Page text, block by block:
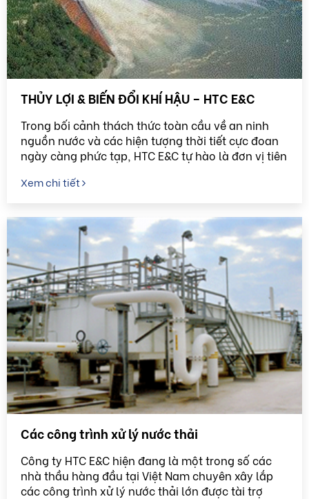
THỦY LỢI & BIẾN ĐỔI KHÍ HẬU – HTC E&C
Trong bối cảnh thách thức toàn cầu về an ninh
nguồn nước và các hiện tượng thời tiết cực đoan
ngày càng phức tạp, HTC E&C tự hào là đơn vị tiên
bền vững và thông minh trong lĩnh vực Thủy lợi và
Xem chi tiết
Các công trình xử lý nước thải
Công ty HTC E&C hiện đang là một trong số các
nhà thầu hàng đầu tại Việt Nam chuyên xây lắp
các công trình xử lý nước thải lớn được tài trợ